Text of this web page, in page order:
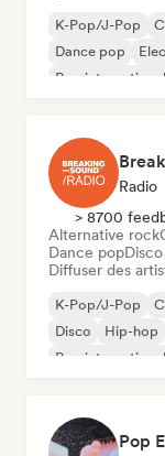
K-Pop/J-Pop
Dance pop
Pop international
Radio
> 8700
Alternative rock
Dance popDisco
Diffuser des
K-Pop/J-Pop
Disco
Hip-hop
Pop international
Pop